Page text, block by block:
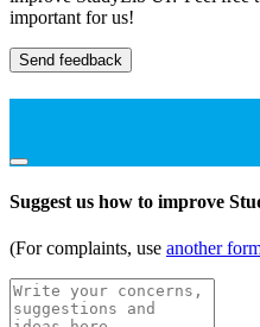
important for us!
Send feedback
Suggest us how to improve
(For complaints, use another